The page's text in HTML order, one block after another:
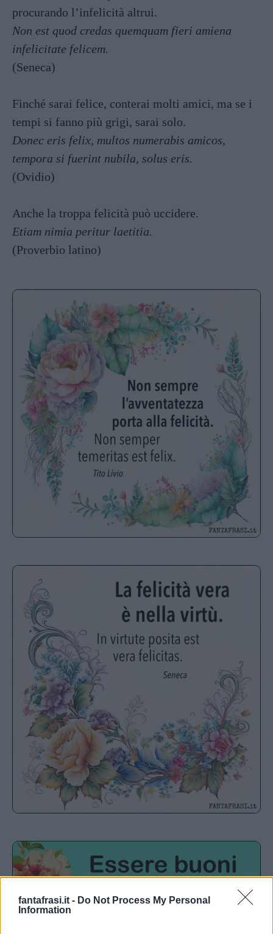
fantafrasi.it - Do Not Process My Personal
Information
procurando l’infelicità altrui.
Non est quod credas quemquam fieri amiena
infelicitate felicem.
(Seneca)
Finché sarai felice, conterai molti amici, ma se i
tempi si fanno più grigi, sarai solo.
Donec eris felix, multos numerabis amicos,
tempora si fuerint nubila, solus eris.
(Ovidio)
Anche la troppa felicità può uccidere.
Etiam nimia peritur laetitia.
(Proverbio latino)